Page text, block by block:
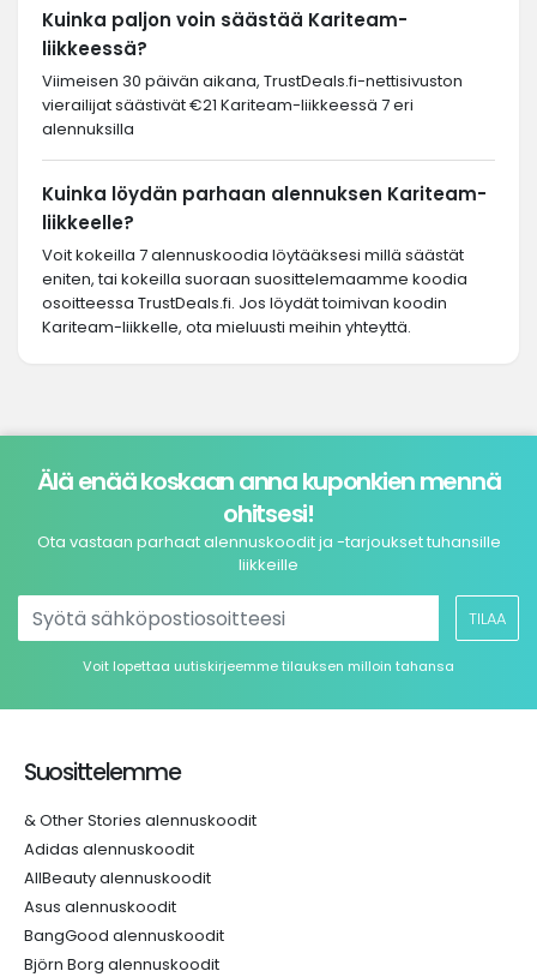
Kuinka paljon voin säästää Kariteam-
liikkeessä?
Viimeisen 30 päivän aikana, TrustDeals.fi-nettisivuston
vierailijat säästivät €21 Kariteam-liikkeessä 7 eri
alennuksilla
Kuinka löydän parhaan alennuksen Kariteam-
liikkeelle?
Voit kokeilla 7 alennuskoodia löytääksesi millä säästät
eniten, tai kokeilla suoraan suosittelemaamme koodia
osoitteessa TrustDeals.fi. Jos löydät toimivan koodin
Kariteam-liikkelle, ota mieluusti meihin yhteyttä.
Älä enää koskaan anna kuponkien mennä
ohitsesi!
Ota vastaan parhaat alennuskoodit ja -tarjoukset tuhansille
liikkeille
TILAA
Voit lopettaa uutiskirjeemme tilauksen milloin tahansa
Suosittelemme
& Other Stories alennuskoodit
Adidas alennuskoodit
AllBeauty alennuskoodit
Asus alennuskoodit
BangGood alennuskoodit
Björn Borg alennuskoodit